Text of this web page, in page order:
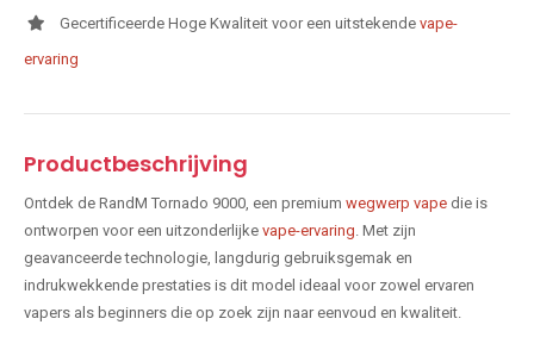
Gecertificeerde Hoge Kwaliteit voor een uitstekende vape-
ervaring
Productbeschrijving
Ontdek de RandM Tornado 9000, een premium wegwerp vape die is
ontworpen voor een uitzonderlijke vape-ervaring . Met zijn
geavanceerde technologie, langdurig gebruiksgemak en
indrukwekkende prestaties is dit model ideaal voor zowel ervaren
vapers als beginners die op zoek zijn naar eenvoud en kwaliteit.